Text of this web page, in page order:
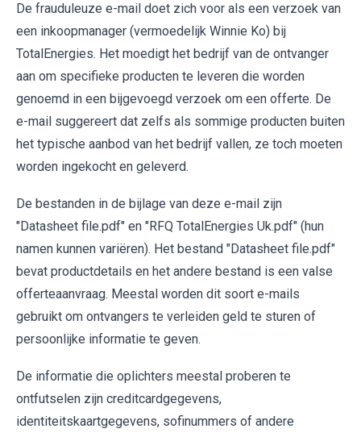
De frauduleuze e-mail doet zich voor als een verzoek van
een inkoopmanager (vermoedelijk Winnie Ko) bij
TotalEnergies. Het moedigt het bedrijf van de ontvanger
aan om specifieke producten te leveren die worden
genoemd in een bijgevoegd verzoek om een offerte. De
e-mail suggereert dat zelfs als sommige producten buiten
het typische aanbod van het bedrijf vallen, ze toch moeten
worden ingekocht en geleverd.
De bestanden in de bijlage van deze e-mail zijn
"Datasheet file.pdf" en "RFQ TotalEnergies Uk.pdf" (hun
namen kunnen variëren). Het bestand "Datasheet file.pdf"
bevat productdetails en het andere bestand is een valse
offerteaanvraag. Meestal worden dit soort e-mails
gebruikt om ontvangers te verleiden geld te sturen of
persoonlijke informatie te geven.
De informatie die oplichters meestal proberen te
ontfutselen zijn creditcardgegevens,
identiteitskaartgegevens, sofinummers of andere